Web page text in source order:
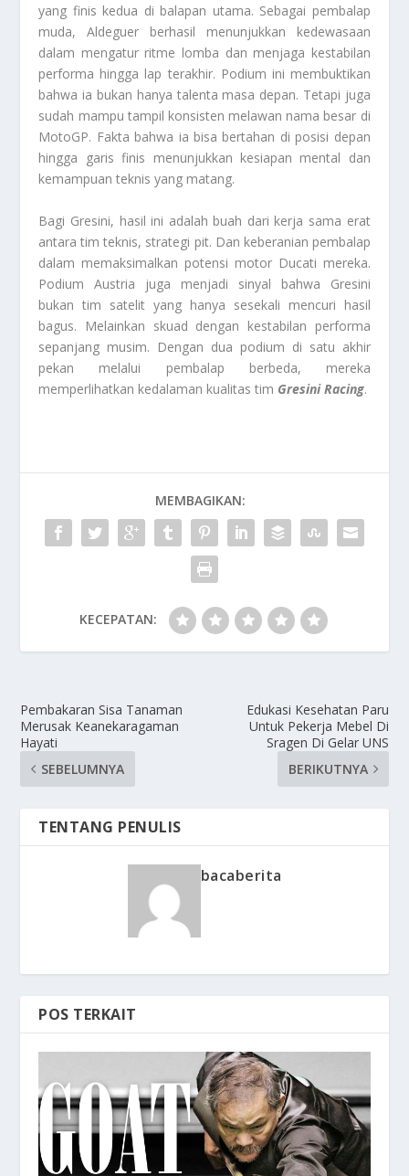
yang finis kedua di balapan utama. Sebagai pembalap
muda, Aldeguer berhasil menunjukkan kedewasaan
dalam mengatur ritme lomba dan menjaga kestabilan
performa hingga lap terakhir. Podium ini membuktikan
bahwa ia bukan hanya talenta masa depan. Tetapi juga
sudah mampu tampil konsisten melawan nama besar di
MotoGP. Fakta bahwa ia bisa bertahan di posisi depan
hingga garis finis menunjukkan kesiapan mental dan
kemampuan teknis yang matang.
Bagi Gresini, hasil ini adalah buah dari kerja sama erat
antara tim teknis, strategi pit. Dan keberanian pembalap
dalam memaksimalkan potensi motor Ducati mereka.
Podium Austria juga menjadi sinyal bahwa Gresini
bukan tim satelit yang hanya sesekali mencuri hasil
bagus. Melainkan skuad dengan kestabilan performa
sepanjang musim. Dengan dua podium di satu akhir
pekan melalui pembalap berbeda, mereka
memperlihatkan kedalaman kualitas tim Gresini Racing.
MEMBAGIKAN:
KECEPATAN:
Pembakaran Sisa Tanaman
Merusak Keanekaragaman
Hayati
SEBELUMNYA
Edukasi Kesehatan Paru
Untuk Pekerja Mebel Di
Sragen Di Gelar UNS
BERIKUTNYA
TENTANG PENULIS
bacaberita
POS TERKAIT